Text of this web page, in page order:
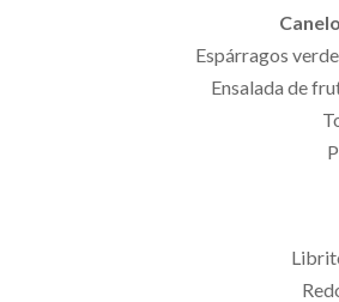
Espárragos
Ensalada de